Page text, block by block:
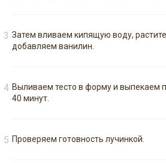
Затем вливаем кипящую воду,
добавляем ванилин.
Выливаем тесто в форму и выпекаем
40 минут.
Проверяем готовность лучинкой.